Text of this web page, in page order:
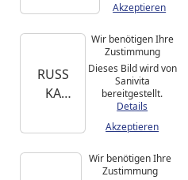
FM 150
Pro
Akzeptieren
RUSS
KA
traine
r
Wir benötigen Ihre
Zustimmung
Dieses Bild wird von
Sanivita
bereitgestellt.
Details
Akzeptieren
Wir benötigen Ihre
Zustimmung